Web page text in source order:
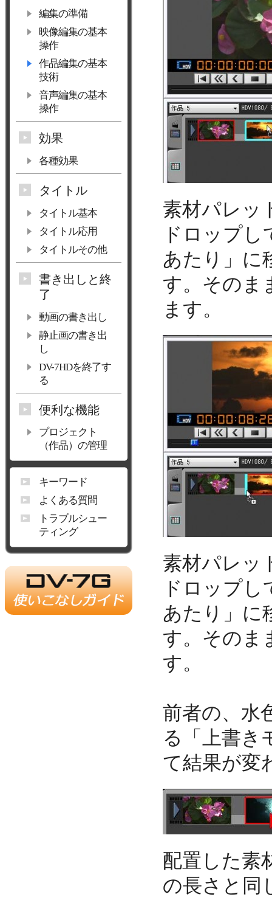
素材パレッ
ドロップ
あたり」に
す。そのま
ます。
素材パレッ
ドロップ
あたり」に
す。そのま
す。
前者の、水
る「上書き
て結果が変
配置した素
の長さと同
編集の準備
映像編集の基本
操作
作品編集の基本
技術
音声編集の基本
操作
効果
各種効果
タイトル
タイトル基本
タイトル応用
タイトルその他
書き出しと終
了
動画の書き出し
静止画の書き出
し
DV-7HDを終了す
る
便利な機能
プロジェクト
（作品）の管理
キーワード
よくある質問
トラブルシュー
ティング